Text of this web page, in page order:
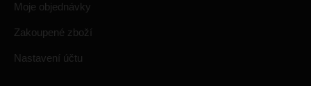
Moje objednávky
Zakoupené zboží
Nastavení účtu